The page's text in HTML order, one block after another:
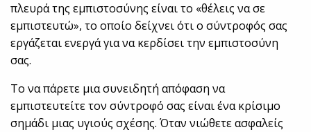
πλευρά της εμπιστοσύνης είναι το «θέλεις να σε
εμπιστευτώ», το οποίο δείχνει ότι ο σύντροφός σας
εργάζεται ενεργά για να κερδίσει την εμπιστοσύνη
σας.
Το να πάρετε μια συνειδητή απόφαση να
εμπιστευτείτε τον σύντροφό σας είναι ένα κρίσιμο
σημάδι μιας υγιούς σχέσης. Όταν νιώθετε ασφαλείς